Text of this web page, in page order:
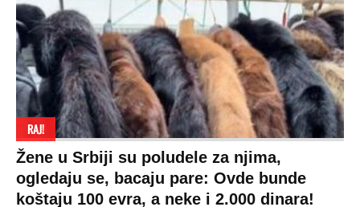
SPREMITE SE
Za posnu slavsku trpezu ove godine treba
izdvojiti ozbiljnu sumu novca: Nečija cela
plata ode na svega 20 gostiju
VESTI SHOWBIZ SPORT VIRALNO